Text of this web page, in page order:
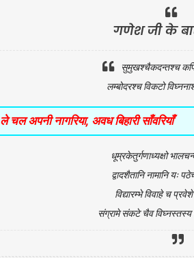
गणेश जी के
सुमुखश्चैकदन्तश्च
लम्बोदरश्च विकटो
ले चल अपनी नागरिया, अवध बिहारी साँवरियाँ
धूम्रकेतुर्गणाध्यक्षो
द्वादशैतानि नामानि यः
विद्यारम्भे विवाहे च
संग्रामे संकटे चैव